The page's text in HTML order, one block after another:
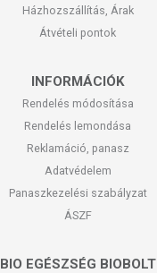
Házhozszállítás, Árak
Átvételi pontok
INFORMÁCIÓK
Rendelés módosítása
Rendelés lemondása
Reklamáció, panasz
Adatvédelem
Panaszkezelési szabályzat
ÁSZF
BIO EGÉSZSÉG BIOBOLT